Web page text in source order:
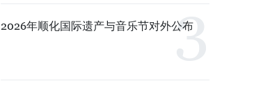
2026年顺化国际遗产与音乐节对外公布